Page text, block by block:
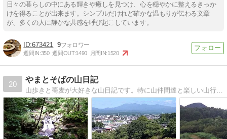
日々の暮らしの中にある輝きや癒しを見つけ、心を穏やかに整えるきっか
けを得ることが出来ます。シンプルだけれど確かな温もりが伝わる文章
が、多くの人に静かな共感を呼び起こしています。
673421 9
週間IN:350 週間OUT:1490 月間IN:1520
20
やまとそばの山日記
山歩きと蕎麦が大好きな山日記です。特に山仲間達と楽しい山行をずっと続けて行きたいと思っています。